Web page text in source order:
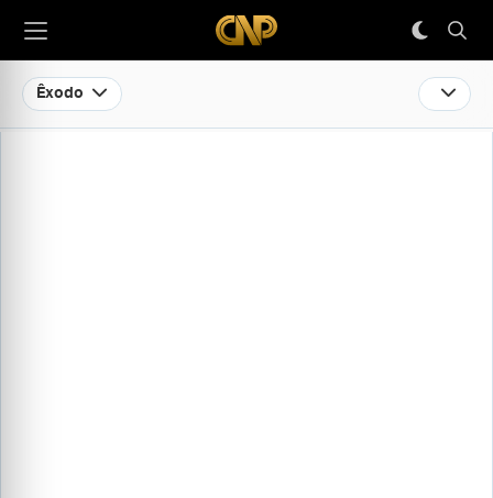
Êxodo